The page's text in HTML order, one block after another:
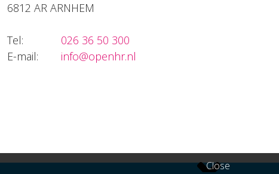
6812 AR ARNHEM
Tel:
026 36 50 300
E-mail:
info@openhr.nl
Close